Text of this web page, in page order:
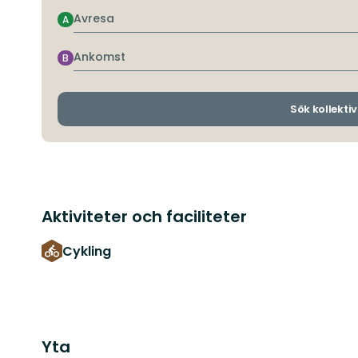
Avresa
A
Ankomst
B
Sök
Aktiviteter och faciliteter
Cykling
Yta